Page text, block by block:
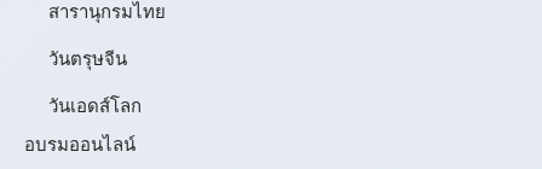
สารานุกรมไทย
วันตรุษจีน
วันเอดส์โลก
อบรมออนไลน์